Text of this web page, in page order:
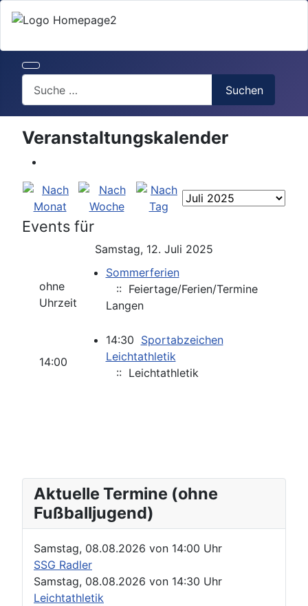
Suchen
Veranstaltungskalender
Events für
Samstag, 12. Juli 2025
ohne
Uhrzeit
Sommerferien
:: Feiertage/Ferien/Termine
Langen
14:00
14:30 Sportabzeichen
Leichtathletik
:: Leichtathletik
Aktuelle Termine (ohne
Fußballjugend)
Samstag, 08.08.2026 von 14:00 Uhr
SSG Radler
Samstag, 08.08.2026 von 14:30 Uhr
Leichtathletik